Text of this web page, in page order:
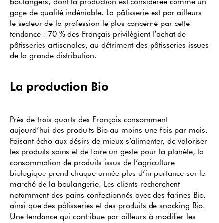
gage de qualité indéniable. La pâtisserie est par ailleurs
le secteur de la profession le plus concerné par cette
tendance : 70 % des Français privilégient l’achat de
pâtisseries artisanales, au détriment des pâtisseries issues
de la grande distribution.
La production Bio
Près de trois quarts des Français consomment
aujourd’hui des produits Bio au moins une fois par mois.
Faisant écho aux désirs de mieux s’alimenter, de valoriser
les produits sains et de faire un geste pour la planète, la
consommation de produits issus de l’agriculture
biologique prend chaque année plus d’importance sur le
marché de la boulangerie. Les clients recherchent
notamment des pains confectionnés avec des farines Bio,
ainsi que des pâtisseries et des produits de snacking Bio.
Une tendance qui contribue par ailleurs à modifier les